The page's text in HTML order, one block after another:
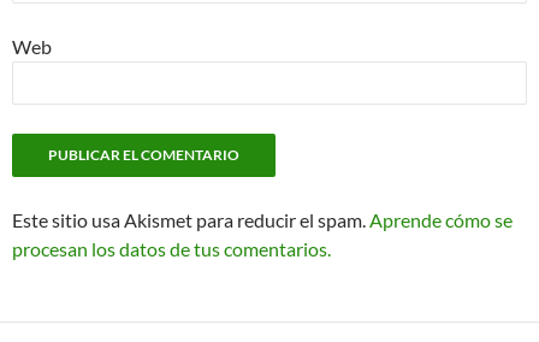
Web
Este sitio usa Akismet para reducir el spam.Aprende cómo se
procesan los datos de tus comentarios.